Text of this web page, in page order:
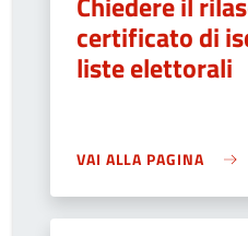
certificato di
liste elettorali
VAI ALLA PAGINA